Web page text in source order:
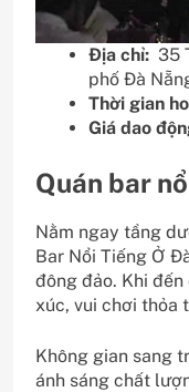
Địa chỉ: 35
phố Đà
Thời gian
Giá dao
Quán bar
Nằm ngay tầng
Bar Nổi Tiếng Ở
đông đảo. Khi
xúc, vui chơi thỏa
Không gian sang
ánh sáng chất